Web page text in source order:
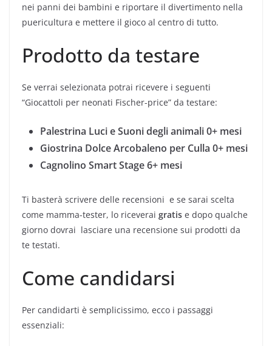
nei panni dei bambini e riportare il divertimento nella
puericultura e mettere il gioco al centro di tutto.
Prodotto da testare
Se verrai selezionata potrai ricevere i seguenti
“Giocattoli per neonati Fischer-price” da testare:
Palestrina Luci e Suoni degli animali 0+ mesi
Giostrina Dolce Arcobaleno per Culla 0+ mesi
Cagnolino Smart Stage 6+ mesi
Ti basterà scrivere delle recensioni e se sarai scelta
come mamma-tester, lo riceverai gratis e dopo qualche
giorno dovrai lasciare una recensione sui prodotti da
te testati.
Come candidarsi
Per candidarti è semplicissimo, ecco i passaggi
essenziali: